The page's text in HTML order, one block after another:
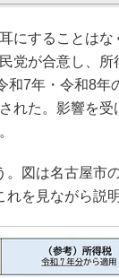
にすることはな
党が合意し、所
和7年・令和8年
れた。影響を受
図は名古屋市
を見ながら説明